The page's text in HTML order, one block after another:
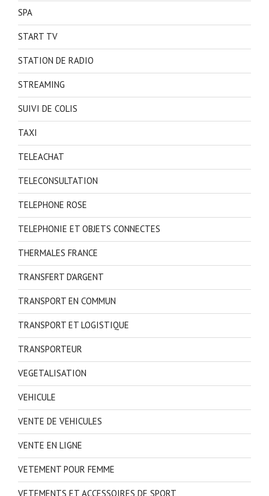
SPA
START TV
STATION DE RADIO
STREAMING
SUIVI DE COLIS
TAXI
TELEACHAT
TELECONSULTATION
TELEPHONE ROSE
TELEPHONIE ET OBJETS CONNECTES
THERMALES FRANCE
TRANSFERT D'ARGENT
TRANSPORT EN COMMUN
TRANSPORT ET LOGISTIQUE
TRANSPORTEUR
VEGETALISATION
VEHICULE
VENTE DE VEHICULES
VENTE EN LIGNE
VETEMENT POUR FEMME
VETEMENTS ET ACCESSOIRES DE SPORT